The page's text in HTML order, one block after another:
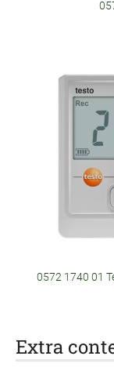
Extra
0572 1740 01